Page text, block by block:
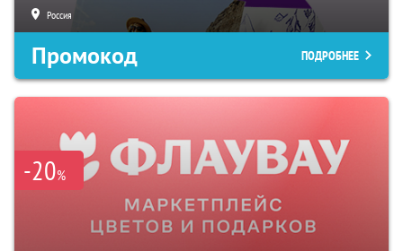
Россия
Промокод ПОДРОБНЕЕ
-20%